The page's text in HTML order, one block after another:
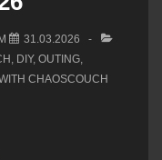
31.03.2026
DIY, OUTING
CHAOSCOUCH